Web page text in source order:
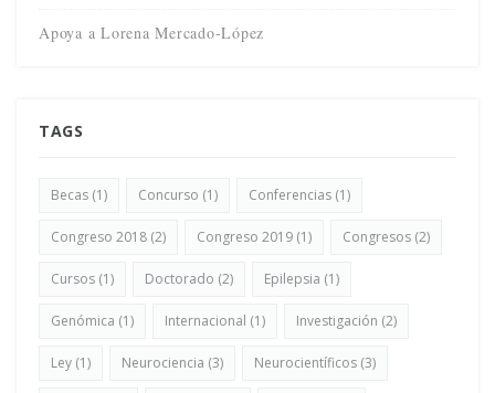
Apoya a Lorena Mercado-López
TAGS
Becas (1) Concurso (1) Conferencias (1)
Congreso 2018 (2) Congreso 2019 (1) Congresos (2)
Cursos (1) Doctorado (2) Epilepsia (1)
Genómica (1) Internacional (1) Investigación (2)
Ley (1) Neurociencia (3) Neurocientíficos (3)